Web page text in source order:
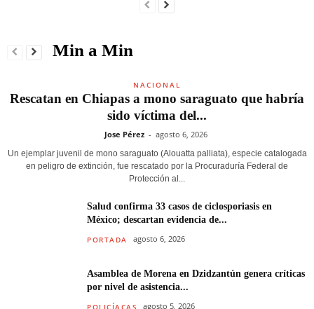
Min a Min
NACIONAL
Rescatan en Chiapas a mono saraguato que habría
sido víctima del...
Jose Pérez - agosto 6, 2026
Un ejemplar juvenil de mono saraguato (Alouatta palliata), especie catalogada
en peligro de extinción, fue rescatado por la Procuraduría Federal de
Protección al...
Salud confirma 33 casos de ciclosporiasis en
México; descartan evidencia de...
PORTADA agosto 6, 2026
Asamblea de Morena en Dzidzantún genera críticas
por nivel de asistencia...
POLICÍACAS agosto 5, 2026